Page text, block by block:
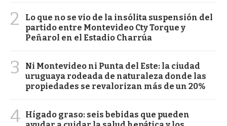
2
Lo que no se vio de la insólita suspensión del
partido entre Montevideo Cty Torque y
Peñarol en el Estadio Charrúa
3
Ni Montevideo ni Punta del Este: la ciudad
uruguaya rodeada de naturaleza donde las
propiedades se revalorizan más de un 20%
4 Hígado graso: seis bebidas que pueden